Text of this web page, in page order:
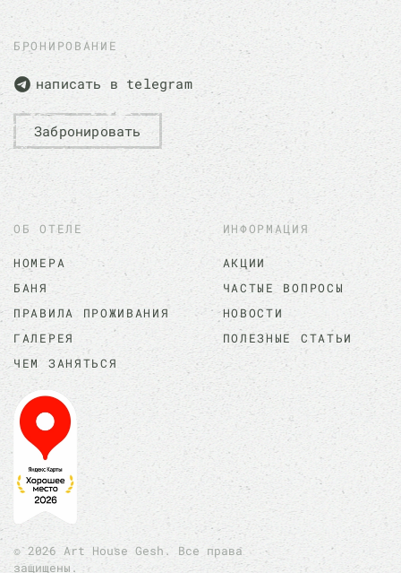
БРОНИРОВАНИЕ
написать в telegram
Забронировать
©2026 Art House Gesh. Все права
защищены.
ОБ ОТЕЛЕ
НОМЕРА
БАНЯ
ПРАВИЛА ПРОЖИВАНИЯ
ГАЛЕРЕЯ
ЧЕМ ЗАНЯТЬСЯ
ИНФОРМАЦИЯ
АКЦИИ
ЧАСТЫЕ ВОПРОСЫ
НОВОСТИ
ПОЛЕЗНЫЕ СТАТЬИ